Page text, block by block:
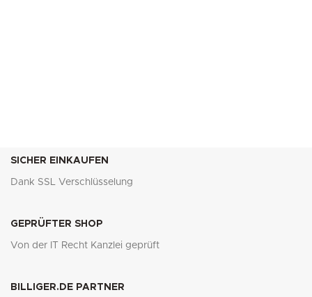
SICHER EINKAUFEN
Dank SSL Verschlüsselung
GEPRÜFTER SHOP
Von der IT Recht Kanzlei geprüft
BILLIGER.DE PARTNER